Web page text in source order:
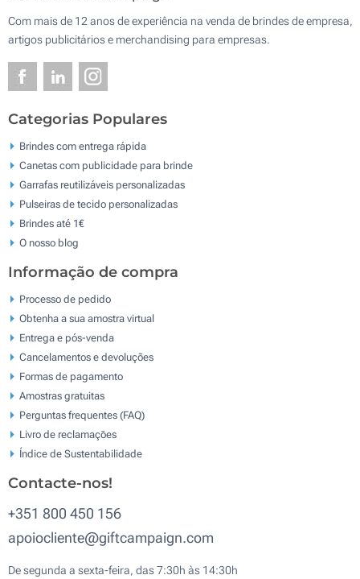
Com mais de 12 anos de experiência na venda de brindes de empresa,
artigos publicitários e merchandising para empresas.
Categorias Populares
Brindes com entrega rápida
Canetas com publicidade para brinde
Garrafas reutilizáveis personalizadas
Pulseiras de tecido personalizadas
Brindes até 1€
O nosso blog
Informação de compra
Processo de pedido
Obtenha a sua amostra virtual
Entrega e pós-venda
Cancelamentos e devoluções
Formas de pagamento
Amostras gratuitas
Perguntas frequentes (FAQ)
Livro de reclamaçōes
Índice de Sustentabilidade
Contacte-nos!
+351 800 450 156
apoiocliente@giftcampaign.com
De segunda a sexta-feira, das 7:30h às 14:30h